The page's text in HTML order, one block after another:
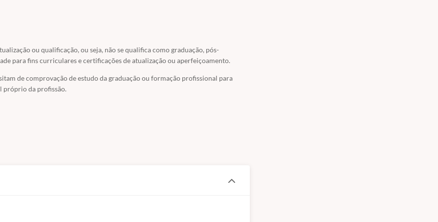
ou qualificação, ou seja, não se qualifica como graduação, pós-
para fins curriculares e certificações de atualização ou aperfeiçoamento.
de comprovação de estudo da graduação ou formação profissional para
próprio da profissão.